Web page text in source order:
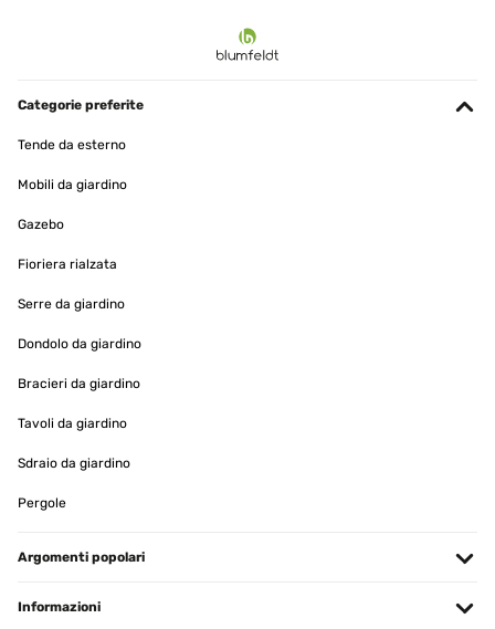
Categorie preferite
Tende da esterno
Mobili da giardino
Gazebo
Fioriera rialzata
Serre da giardino
Dondolo da giardino
Bracieri da giardino
Tavoli da giardino
Sdraio da giardino
Pergole
Argomenti popolari
Informazioni